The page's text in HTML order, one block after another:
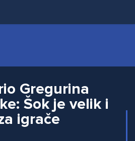
Gregurina
Šok je velik i
igrače